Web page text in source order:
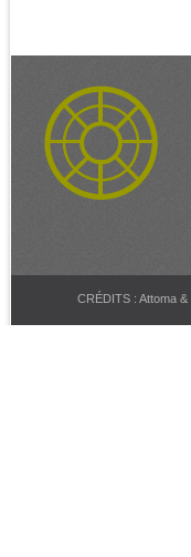
CRÉDITS : Attoma &